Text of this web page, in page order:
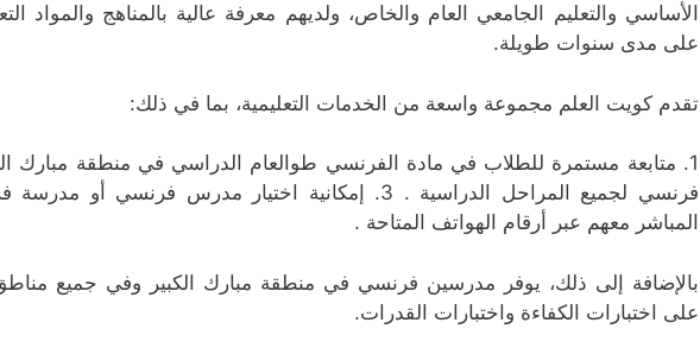
الأساسي والتعليم الجامعي العام والخاص، ولديهم معرفة عالية بالمناهج والمواد
على مدى سنوات طويلة.
تقدم كويت العلم مجموعة واسعة من الخدمات التعليمية، بما في ذلك:
فرنسي لجميع المراحل الدراسية . 3. إمكانية اختيار مدرس
المباشر معهم عبر أرقام الهواتف المتاحة .
بالإضافة إلى ذلك، يوفر مدرسين فرنسي في منطقة مبارك الكبير وفي جميع
على اختبارات الكفاءة واختبارات القدرات.